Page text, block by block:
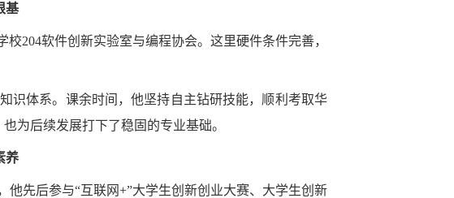
基
204软件创新实验室与编程协会。这里硬件条件完善，
识体系。课余时间，他坚持自主钻研技能，顺利考取华
为后续发展打下了稳固的专业基础。
养
先后参与“互联网+”大学生创新创业大赛、大学生创新